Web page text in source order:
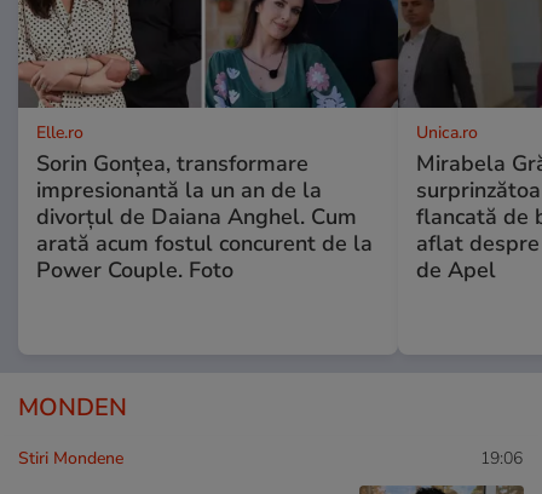
Elle.ro
Sorin Gonțea, transformare
impresionantă la un an de la
divorțul de Daiana Anghel. Cum
arată acum fostul concurent de la
Power Couple. Foto
Unica.ro
Mirabela
flancată de
aflat
de Apel
MONDEN
Stiri Mondene 19:06